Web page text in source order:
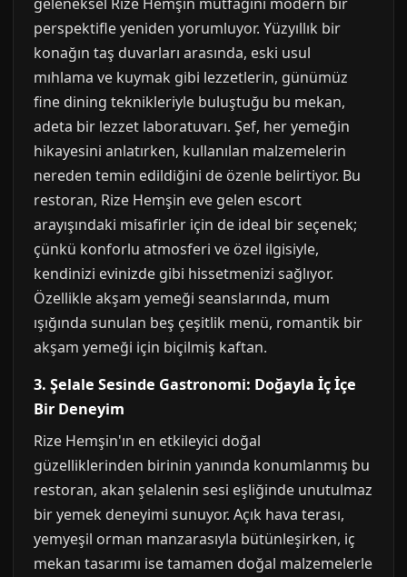
perspektifle yeniden yorumluyor. Yüzyıllık bir
konağın taş duvarları arasında, eski usul
mıhlama ve kuymak gibi lezzetlerin, günümüz
fine dining teknikleriyle buluştuğu bu mekan,
adeta bir lezzet laboratuvarı. Şef, her yemeğin
hikayesini anlatırken, kullanılan malzemelerin
nereden temin edildiğini de özenle belirtiyor. Bu
restoran, Rize Hemşin eve gelen escort
arayışındaki misafirler için de ideal bir seçenek;
çünkü konforlu atmosferi ve özel ilgisiyle,
kendinizi evinizde gibi hissetmenizi sağlıyor.
Özellikle akşam yemeği seanslarında, mum
ışığında sunulan beş çeşitlik menü, romantik bir
akşam yemeği için biçilmiş kaftan.
3. Şelale Sesinde Gastronomi: Doğayla İç İçe
Bir Deneyim
Rize Hemşin'ın en etkileyici doğal
güzelliklerinden birinin yanında konumlanmış bu
restoran, akan şelalenin sesi eşliğinde unutulmaz
bir yemek deneyimi sunuyor. Açık hava terası,
yemyeşil orman manzarasıyla bütünleşirken, iç
mekan tasarımı ise tamamen doğal malzemelerle